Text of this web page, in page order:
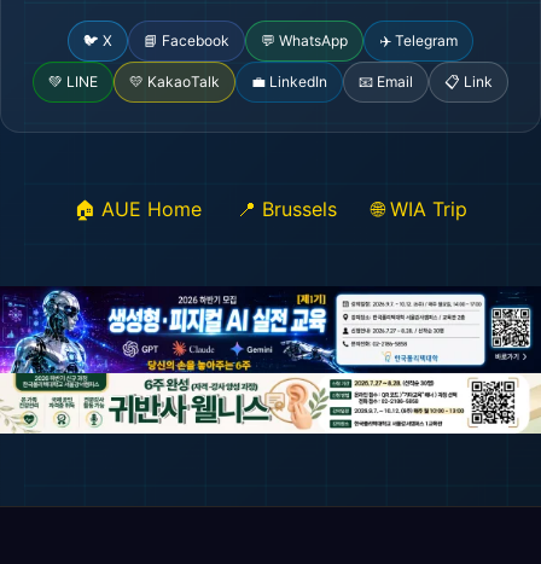
🐦 X 📘 Facebook 💬 WhatsApp ✈️ Telegram
💚 LINE 💛 KakaoTalk 💼 LinkedIn 📧 Email 📋 Link
🏠 AUE Home 📍 Brussels 🌐 WIA Trip